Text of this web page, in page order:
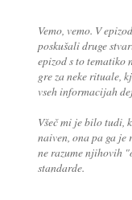
Vemo, vemo. V
poskušali druge
epizod s to tematiko
gre za neke rituale,
vseh informacijah
Všeč mi je bilo tudi,
naiven, ona pa ga
ne razume njihovih
standarde.